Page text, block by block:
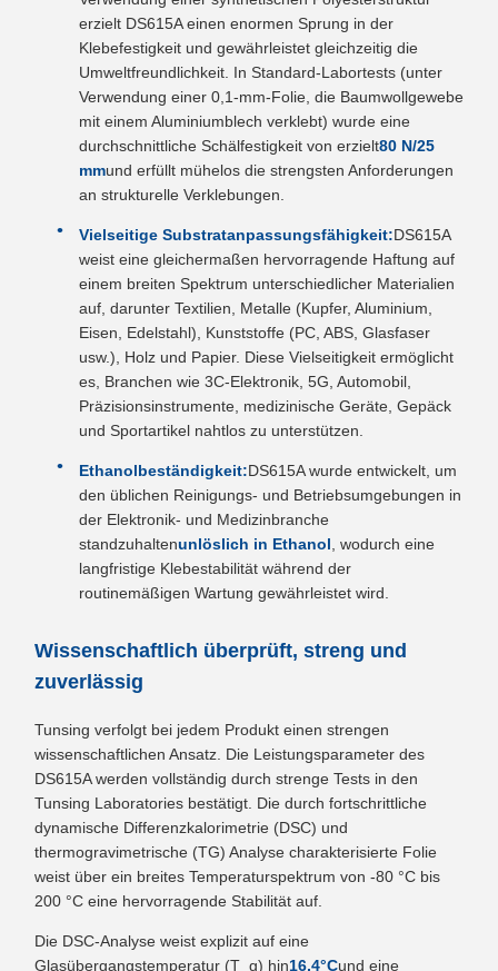
erzielt DS615A einen enormen Sprung in der
Klebefestigkeit und gewährleistet gleichzeitig die
Umweltfreundlichkeit. In Standard-Labortests (unter
Verwendung einer 0,1-mm-Folie, die Baumwollgewebe
mit einem Aluminiumblech verklebt) wurde eine
durchschnittliche Schälfestigkeit von erzielt80 N/25
mmund erfüllt mühelos die strengsten Anforderungen
an strukturelle Verklebungen.
Vielseitige Substratanpassungsfähigkeit:DS615A
weist eine gleichermaßen hervorragende Haftung auf
einem breiten Spektrum unterschiedlicher Materialien
auf, darunter Textilien, Metalle (Kupfer, Aluminium,
Eisen, Edelstahl), Kunststoffe (PC, ABS, Glasfaser
usw.), Holz und Papier. Diese Vielseitigkeit ermöglicht
es, Branchen wie 3C-Elektronik, 5G, Automobil,
Präzisionsinstrumente, medizinische Geräte, Gepäck
und Sportartikel nahtlos zu unterstützen.
Ethanolbeständigkeit:DS615A wurde entwickelt, um
den üblichen Reinigungs- und Betriebsumgebungen in
der Elektronik- und Medizinbranche
standzuhaltenunlöslich in Ethanol , wodurch eine
langfristige Klebestabilität während der
routinemäßigen Wartung gewährleistet wird.
Wissenschaftlich überprüft, streng und
zuverlässig
Tunsing verfolgt bei jedem Produkt einen strengen
wissenschaftlichen Ansatz. Die Leistungsparameter des
DS615A werden vollständig durch strenge Tests in den
Tunsing Laboratories bestätigt. Die durch fortschrittliche
dynamische Differenzkalorimetrie (DSC) und
thermogravimetrische (TG) Analyse charakterisierte Folie
weist über ein breites Temperaturspektrum von -80 °C bis
200 °C eine hervorragende Stabilität auf.
Die DSC-Analyse weist explizit auf eine
Glasübergangstemperatur (T_g) hin16,4°Cund eine